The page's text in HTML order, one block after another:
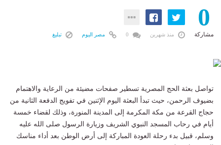
0
مشاركة منذ شهرين مصر اليوم تبليغ
تواصل بعثة الحج المصرية تسطير صفحات مضيئة من الرعاية والاهتمام
بضيوف الرحمن، حيث تبدأ البعثة اليوم الإثنين في تفويج الدفعة الثانية من
حجاج القرعة من مكة المكرمة إلى المدينة المنورة، وذلك لقضاء خمسة
أيام في رحاب المسجد النبوي الشريف وزيارة الرسول صلى الله عليه
وسلم، قبيل بدء رحلة العودة المباركة إلى أرض الوطن بعد أداء مناسك